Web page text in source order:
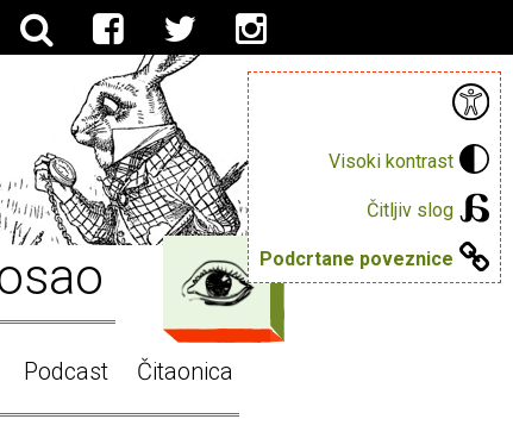
Visoki kontrast
Čitljiv slog
Podcrtane poveznice
Podcast Čitaonica